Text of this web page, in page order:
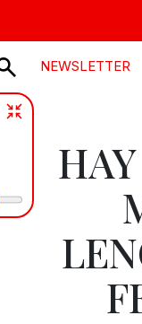
NEWSLETTER